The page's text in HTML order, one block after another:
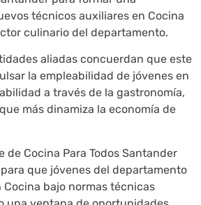
técnicos auxiliares en Cocina
culinario del departamento.
aliadas concuerdan que este
la empleabilidad de jóvenes en
a través de la gastronomía,
más dinamiza la economía de
de Cocina Para Todos Santander
que jóvenes del departamento
bajo normas técnicas